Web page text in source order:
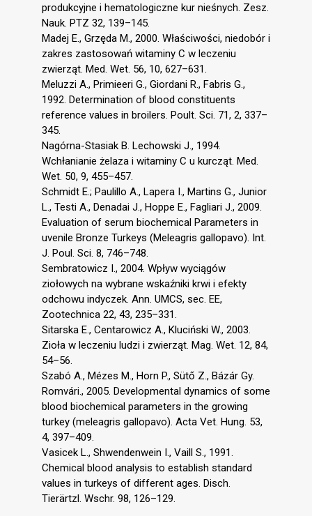
produkcyjne i hematologiczne kur nieśnych. Zesz.
Nauk. PTZ 32, 139–145.
Madej E., Grzęda M., 2000. Właściwości, niedobór i
zakres zastosowań witaminy C w leczeniu
zwierząt. Med. Wet. 56, 10, 627–631.
Meluzzi A., Primieeri G., Giordani R., Fabris G.,
1992. Determination of blood constituents
reference values in broilers. Poult. Sci. 71, 2, 337–
345.
Nagórna-Stasiak B. Lechowski J., 1994.
Wchłanianie żelaza i witaminy C u kurcząt. Med.
Wet. 50, 9, 455–457.
Schmidt E.; Paulillo A., Lapera I., Martins G., Junior
L., Testi A., Denadai J., Hoppe E., Fagliari J., 2009.
Evaluation of serum biochemical Parameters in
uvenile Bronze Turkeys (Meleagris gallopavo). Int.
J. Poul. Sci. 8, 746–748.
Sembratowicz I., 2004. Wpływ wyciągów
ziołowych na wybrane wskaźniki krwi i efekty
odchowu indyczek. Ann. UMCS, sec. EE,
Zootechnica 22, 43, 235–331.
Sitarska E., Centarowicz A., Kluciński W., 2003.
Zioła w leczeniu ludzi i zwierząt. Mag. Wet. 12, 84,
54–56.
Szabó A., Mézes M., Horn P., Sütő Z., Bázár Gy.
Romvári., 2005. Developmental dynamics of some
blood biochemical parameters in the growing
turkey (meleagris gallopavo). Acta Vet. Hung. 53,
4, 397–409.
Vasicek L., Shwendenwein I., Vaill S., 1991.
Chemical blood analysis to establish standard
values in turkeys of different ages. Disch.
Tierärtzl. Wschr. 98, 126–129.